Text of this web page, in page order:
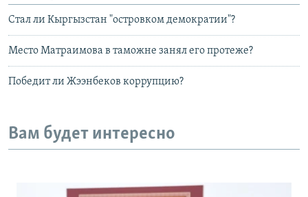
Стал ли Кыргызстан "островком демократии"?
Место Матраимова в таможне занял его протеже?
Победит ли Жээнбеков коррупцию?
Вам будет интересно